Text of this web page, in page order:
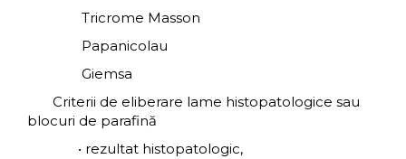
Tricrome Masson
Papanicolau
Giemsa
Criterii de eliberare lame histopatologice sau
blocuri de parafină
• rezultat histopatologic,